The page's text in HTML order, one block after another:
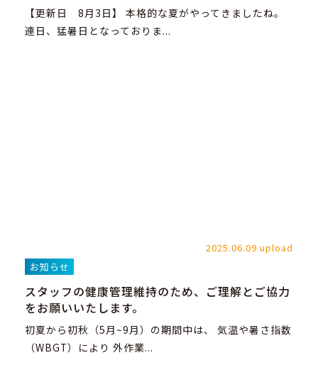
【更新日 8月3日】 本格的な夏がやってきましたね。
連日、猛暑日となっておりま...
2025.06.09 upload
お知らせ
スタッフの健康管理維持のため、ご理解とご協力
をお願いいたします。
初夏から初秋（5月~9月）の期間中は、 気温や暑さ指数
（WBGT）により 外作業...